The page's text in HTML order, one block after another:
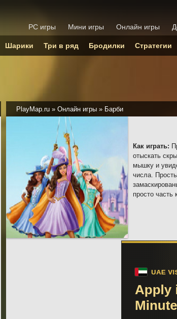
PlayMap.ru » Онлайн игры » Барби
Как играть:
отыскать
мышку и
числа.
просто часть
PC игры Мини игры Онлайн игры
Шарики Три в ряд Бродилки Стратегии